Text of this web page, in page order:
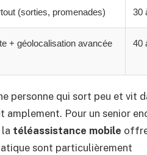
(sorties, promenades) 30
+ géolocalisation avancée 40
personne qui sort peu et vit
Pour un senior
téléassistance mobile
sont particulièrement